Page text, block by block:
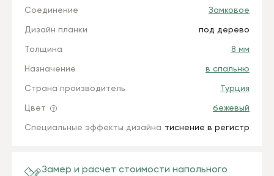
Соединение Замковое
Дизайн планки под дерево
Толщина 8 мм
Назначение в спальню
Страна производитель Турция
Цвет бежевый
Специальные эффекты дизайна тиснение в регистр
Замер и расчет стоимости напольного